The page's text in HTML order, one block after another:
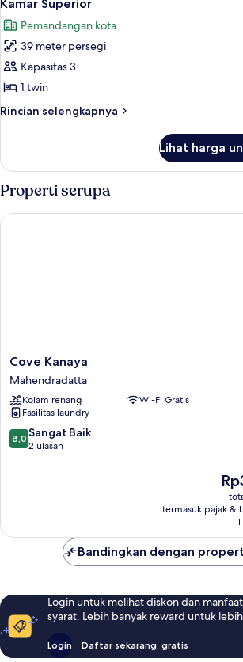
semua
foto
untuk
Kamar
Superior
Kamar Superior
Pemandangan kota
39 meter persegi
Kapasitas 3
1 twin
Rincian selengkapnya
Rincian
Kamar
Superior
Lihat harga
Properti serupa
Cove
Kanaya
Mahendradatta
Cove Kanaya
Mahendradatta
Kolam renang
Wi-Fi Gratis
Fasilitas laundry
8.0
dari
8,0 Sangat Baik
2 ulasan
termasuk pajak &
Cove Kanaya
Bandingkan dengan
Login untuk melihat diskon dan
syarat. Lebih banyak reward untuk
Login Daftar sekarang, gratis